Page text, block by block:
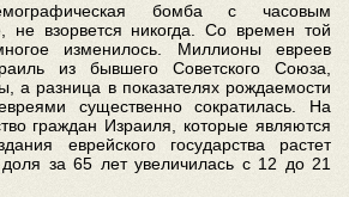
бомба с часовым
не взорвется никогда. Со времен той
изменилось. Миллионы евреев
из бывшего Советского Союза,
а разница в показателях рождаемости
существенно сократилась. На
граждан Израиля, которые являются
еврейского государства растет
за 65 лет увеличилась с 12 до 21